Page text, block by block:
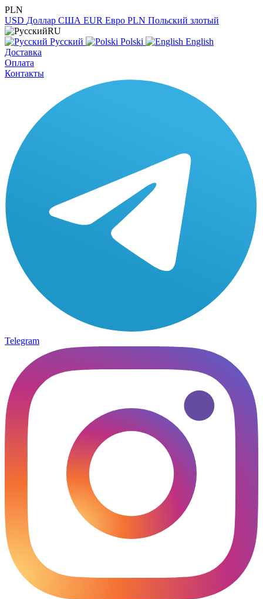
PLN
USD Доллар США EUR Евро PLN Польский злотый
RU
Русский
Polski
English
Доставка
Оплата
Контакты
Telegram